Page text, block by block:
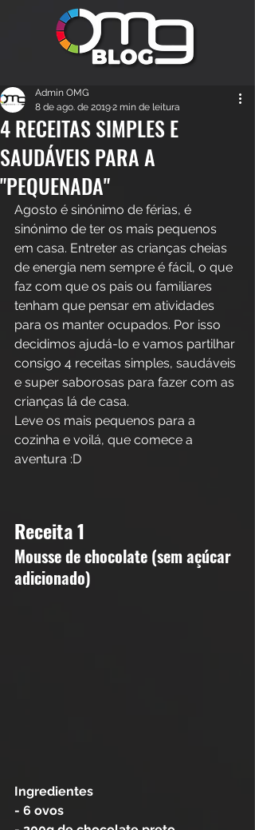
4 RECEITAS SIMPLES E
SAUDÁVEIS PARA A
"PEQUENADA"
Admin OMG
8 de ago. de 20192 min de leitura
Agosto é sinónimo de férias, é
sinónimo de ter os mais pequenos
em casa. Entreter as crianças cheias
de energia nem sempre é fácil, o que
faz com que os pais ou familiares
tenham que pensar em atividades
para os manter ocupados. Por isso
decidimos ajudá-lo e vamos partilhar
consigo 4 receitas simples, saudáveis
e super saborosas para fazer com as
crianças lá de casa.
Leve os mais pequenos para a
cozinha e voilá, que comece a
aventura :D
Receita 1
Mousse de chocolate (sem açúcar
adicionado)
Ingredientes
- 6 ovos